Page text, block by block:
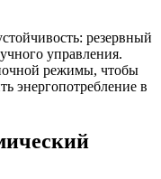
резервный
управления.
режимы, чтобы
энергопотребление в